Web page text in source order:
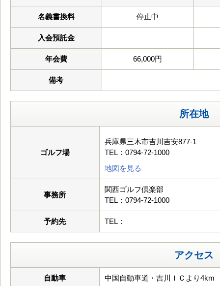
名義書換料 停止中
入会預託金
年会費 66,000円
備考
所在地
ゴルフ場
兵庫県三木市吉川吉安877-1
TEL：0794-72-1000
地図を見る
事務所
関西ゴルフ倶楽部
TEL：0794-72-1000
予約先 TEL：
アクセス
自動車 中国自動車道・吉川ＩＣより4km